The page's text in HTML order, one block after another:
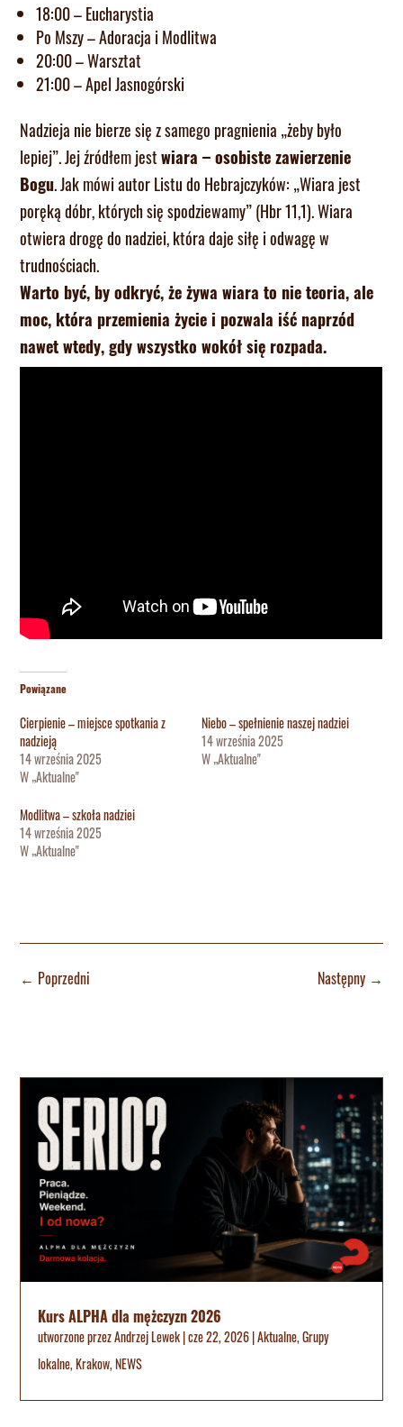
18:00 – Eucharystia
Po Mszy – Adoracja i Modlitwa
20:00 – Warsztat
21:00 – Apel Jasnogórski
Nadzieja nie bierze się z samego pragnienia „żeby było
lepiej”. Jej źródłem jestwiara – osobiste zawierzenie
Bogu. Jak mówi autor Listu do Hebrajczyków: „Wiara jest
poręką dóbr, których się spodziewamy” (Hbr 11,1). Wiara
otwiera drogę do nadziei, która daje siłę i odwagę w
trudnościach.
Warto być, by odkryć, że żywa wiara to nie teoria, ale
moc, która przemienia życie i pozwala iść naprzód
nawet wtedy, gdy wszystko wokół się rozpada.
Powiązane
Cierpienie – miejsce spotkania z
nadzieją
14 września 2025
W „Aktualne"
Niebo – spełnienie naszej nadziei
14 września 2025
W „Aktualne"
Modlitwa – szkoła nadziei
14 września 2025
W „Aktualne"
← Poprzedni Następny→
Kurs ALPHA dla mężczyzn 2026
utworzone przezAndrzej Lewek|cze 22, 2026|Aktualne,Grupy
lokalne,Krakow,NEWS